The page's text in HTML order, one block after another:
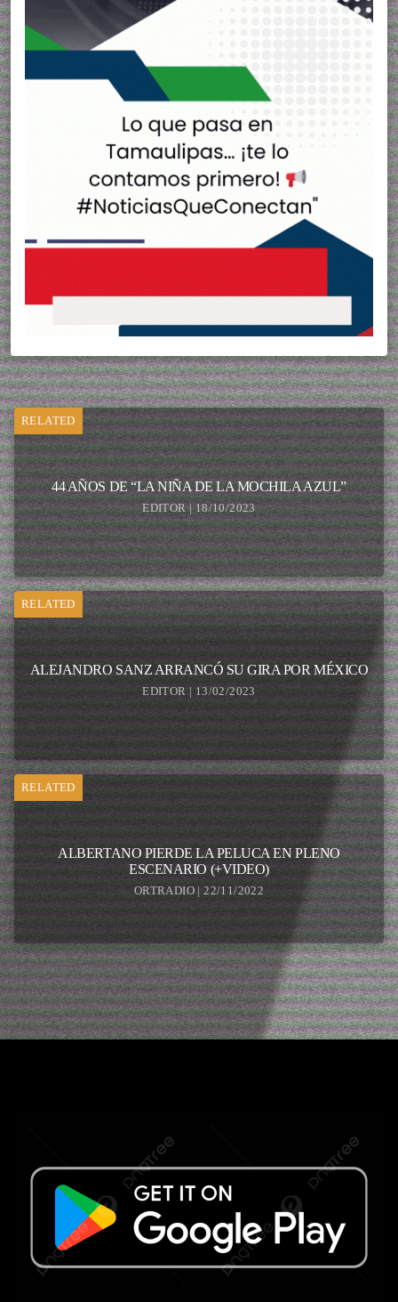
RELATED
44 AÑOS DE “LA NIÑA DE LA MOCHILA AZUL”
EDITOR | 18/10/2023
RELATED
ALEJANDRO SANZ ARRANCÓ SU GIRA POR MÉXICO
EDITOR | 13/02/2023
RELATED
ALBERTANO PIERDE LA PELUCA EN PLENO
ESCENARIO (+VIDEO)
ORTRADIO | 22/11/2022